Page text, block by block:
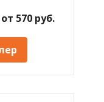
570 руб.